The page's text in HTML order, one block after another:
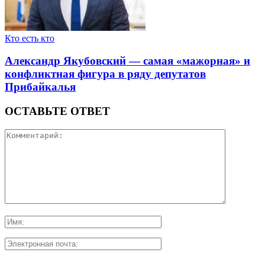
Кто есть кто
Александр Якубовский — самая «мажорная» и
конфликтная фигура в ряду депутатов
Прибайкалья
ОСТАВЬТЕ ОТВЕТ